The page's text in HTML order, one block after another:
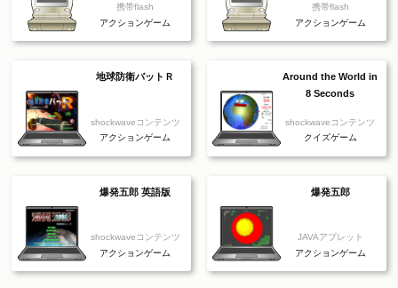
携帯flash
アクションゲーム
携帯flash
アクションゲーム
地球防衛バットＲ
shockwaveコンテンツ
アクションゲーム
Around the World in
8 Seconds
shockwaveコンテンツ
クイズゲーム
爆発五郎 英語版
shockwaveコンテンツ
アクションゲーム
爆発五郎
JAVAアプレット
アクションゲーム